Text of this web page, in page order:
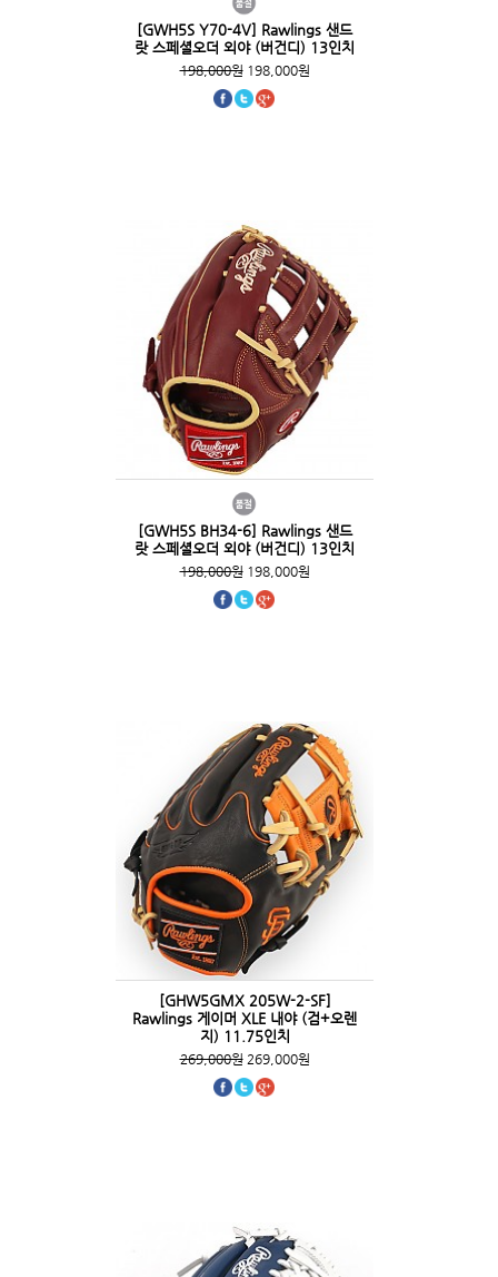
[GWH5S Y70-4V] Rawlings 샌드
랏 스페셜오더 외야 (버건디) 13인치
198,000원198,000원
[GWH5S BH34-6] Rawlings 샌드
랏 스페셜오더 외야 (버건디) 13인치
198,000원198,000원
[GHW5GMX 205W-2-SF]
Rawlings 게이머 XLE 내야 (검+오렌
지) 11.75인치
269,000원269,000원